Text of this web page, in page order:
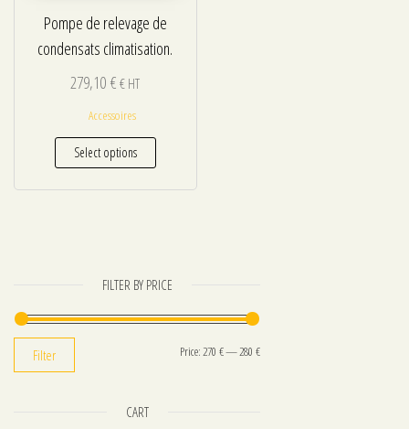
Pompe de relevage de
condensats climatisation.
279,10€ € HT
Accessoires
Select options
FILTER BY PRICE
Min price
Max price
Filter Price:270 €—280 €
CART